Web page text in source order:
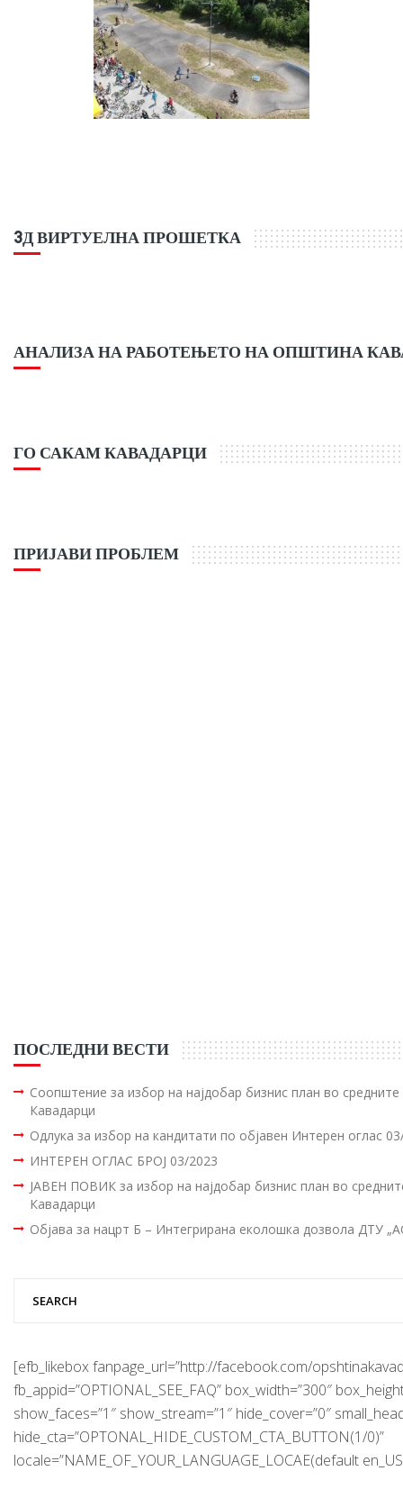
3Д ВИРТУЕЛНА ПРОШЕТКА
АНАЛИЗА НА РАБОТЕЊЕТО НА ОПШТИНА
ГО САКАМ КАВАДАРЦИ
ПРИЈАВИ ПРОБЛЕМ
ПОСЛЕДНИ ВЕСТИ
Соопштение за избор на најдобар бизнис план во
Кавадарци
Одлука за избор на кандитати по објавен Интерен оглас
ИНТЕРЕН ОГЛАС БРОЈ 03/2023
ЈАВЕН ПОВИК за избор на најдобар бизнис план во
Кавадарци
Објава за нацрт Б – Интегрирана еколошка дозвола ДТУ
[efb_likebox fanpage_url=”http://facebook.com/
fb_appid=”OPTIONAL_SEE_FAQ” box_width=”300″
show_faces=”1″ show_stream=”1″ hide_cover=”0″
hide_cta=”OPTONAL_HIDE_CUSTOM_CTA_BUTTON(1/0)”
locale=”NAME_OF_YOUR_LANGUAGE_LOCAE(default